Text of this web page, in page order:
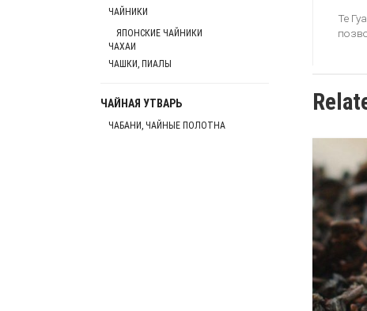
Те
ЧАЙНИКИ
ЯПОНСКИЕ ЧАЙНИКИ
ЧАХАИ
ЧАШКИ, ПИАЛЫ
ЧАЙНАЯ УТВАРЬ
ЧАБАНИ, ЧАЙНЫЕ ПОЛОТНА